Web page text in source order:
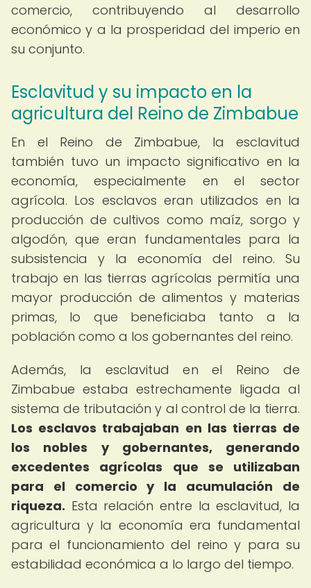
comercio, contribuyendo al desarrollo
económico y a la prosperidad del imperio en
su conjunto.
Esclavitud y su impacto en la
agricultura del Reino de Zimbabue
En el Reino de Zimbabue, la esclavitud
también tuvo un impacto significativo en la
economía, especialmente en el sector
agrícola. Los esclavos eran utilizados en la
producción de cultivos como maíz, sorgo y
algodón, que eran fundamentales para la
subsistencia y la economía del reino. Su
trabajo en las tierras agrícolas permitía una
mayor producción de alimentos y materias
primas, lo que beneficiaba tanto a la
población como a los gobernantes del reino.
Además, la esclavitud en el Reino de
Zimbabue estaba estrechamente ligada al
sistema de tributación y al control de la tierra.
Los esclavos trabajaban en las tierras de
los nobles y gobernantes, generando
excedentes agrícolas que se utilizaban
para el comercio y la acumulación de
riqueza. Esta relación entre la esclavitud, la
agricultura y la economía era fundamental
para el funcionamiento del reino y para su
estabilidad económica a lo largo del tiempo.